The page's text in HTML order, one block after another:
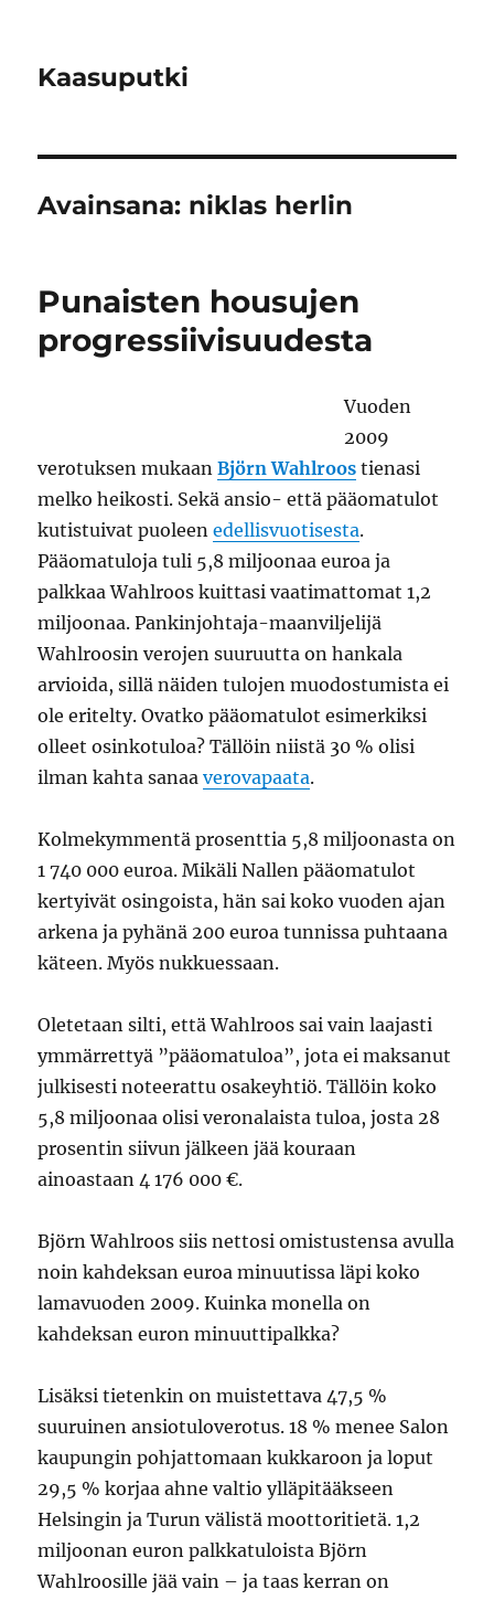
Kaasuputki
Avainsana: niklas herlin
Punaisten housujen
progressiivisuudesta
Vuoden
2009
verotuksen mukaanBjörn Wahlroos tienasi
melko heikosti. Sekä ansio- että pääomatulot
kutistuivat puoleenedellisvuotisesta.
Pääomatuloja tuli 5,8 miljoonaa euroa ja
palkkaa Wahlroos kuittasi vaatimattomat 1,2
miljoonaa. Pankinjohtaja-maanviljelijä
Wahlroosin verojen suuruutta on hankala
arvioida, sillä näiden tulojen muodostumista ei
ole eritelty. Ovatko pääomatulot esimerkiksi
olleet osinkotuloa? Tällöin niistä 30 % olisi
ilman kahta sanaaverovapaata.
Kolmekymmentä prosenttia 5,8 miljoonasta on
1 740 000 euroa. Mikäli Nallen pääomatulot
kertyivät osingoista, hän sai koko vuoden ajan
arkena ja pyhänä 200 euroa tunnissa puhtaana
käteen. Myös nukkuessaan.
Oletetaan silti, että Wahlroos sai vain laajasti
ymmärrettyä ”pääomatuloa”, jota ei maksanut
julkisesti noteerattu osakeyhtiö. Tällöin koko
5,8 miljoonaa olisi veronalaista tuloa, josta 28
prosentin siivun jälkeen jää kouraan
ainoastaan 4 176 000 €.
Björn Wahlroos siis nettosi omistustensa avulla
noin kahdeksan euroa minuutissa läpi koko
lamavuoden 2009. Kuinka monella on
kahdeksan euron minuuttipalkka?
Lisäksi tietenkin on muistettava 47,5 %
suuruinen ansiotuloverotus. 18 % menee Salon
kaupungin pohjattomaan kukkaroon ja loput
29,5 % korjaa ahne valtio ylläpitääkseen
Helsingin ja Turun välistä moottoritietä. 1,2
miljoonan euron palkkatuloista Björn
Wahlroosille jää vain – ja taas kerran on